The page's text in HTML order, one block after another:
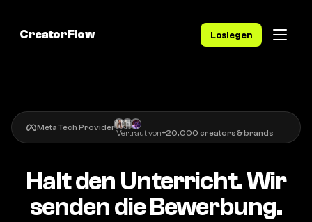
CreatorFlow Loslegen
Meta Tech Provider
Vertraut von+20,000 creators & brands
Halt den Unterricht. Wir
senden die Bewerbung.